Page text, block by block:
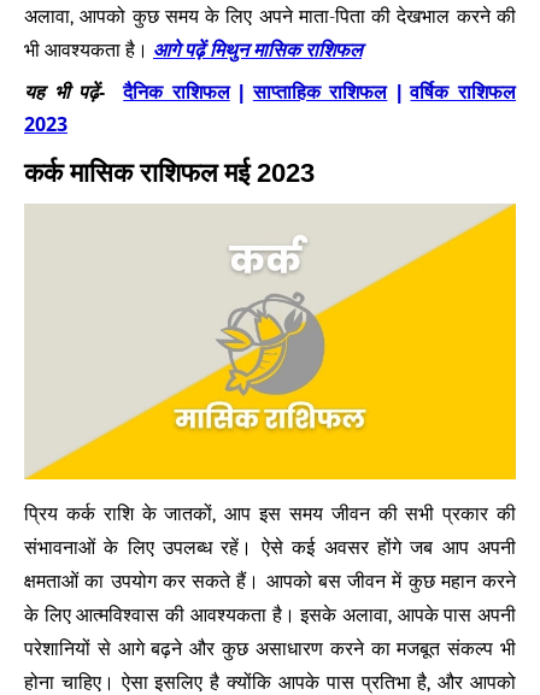
अलावा, आपको कुछ समय के लिए अपने माता-पिता की देखभाल करने की
भी आवश्यकता है। आगे पढ़ें मिथुन मासिक राशिफल
यह भी पढ़ें-दैनिक राशिफल|साप्ताहिक राशिफल|वर्षिक राशिफल
2023
कर्क मासिक राशिफल मई 2023
प्रिय कर्क राशि के जातकों, आप इस समय जीवन की सभी प्रकार की
संभावनाओं के लिए उपलब्ध रहें। ऐसे कई अवसर होंगे जब आप अपनी
क्षमताओं का उपयोग कर सकते हैं। आपको बस जीवन में कुछ महान करने
के लिए आत्मविश्वास की आवश्यकता है। इसके अलावा, आपके पास अपनी
परेशानियों से आगे बढ़ने और कुछ असाधारण करने का मजबूत संकल्प भी
होना चाहिए। ऐसा इसलिए है क्योंकि आपके पास प्रतिभा है, और आपको